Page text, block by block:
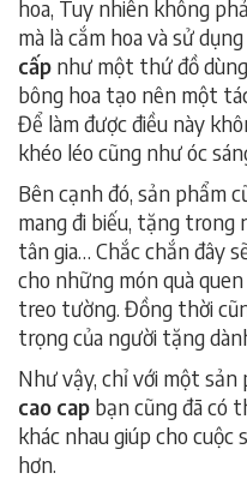
hoa, Tuy nhiên không
mà là cắm hoa và sử dụng
cấp như một thứ đồ
bông hoa tạo nên một
Để làm được điều này
khéo léo cũng như óc
Bên cạnh đó, sản phẩm
mang đi biếu, tặng trong
tân gia… Chắc chắn đây
cho những món quà
treo tường. Đồng thời
trọng của người tặng
Như vậy, chỉ với một sản
cao cap bạn cũng đã có
khác nhau giúp cho cuộc
hơn.